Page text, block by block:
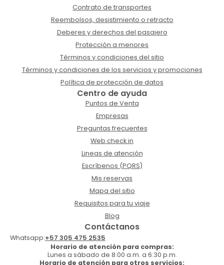
Contrato de transportes
Reembolsos, desistimiento o retracto
Deberes y derechos del pasajero
Protección a menores
Términos y condiciones del sitio
Términos y condiciones de los servicios y promociones
Política de protección de datos
Centro de ayuda
Puntos de Venta
Empresas
Preguntas frecuentes
Web check in
Lineas de atención
Escríbenos (PQRS)
Mis reservas
Mapa del sitio
Requisitos para tu viaje
Blog
Contáctanos
Whatsapp:+57 305 475 2535
Horario de atención para compras:
Lunes a sábado de 8:00 a.m. a 6:30 p.m.
Horario de atención para otros servicios: